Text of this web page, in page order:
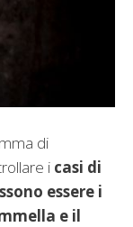
di
i casi di
essere i
e il